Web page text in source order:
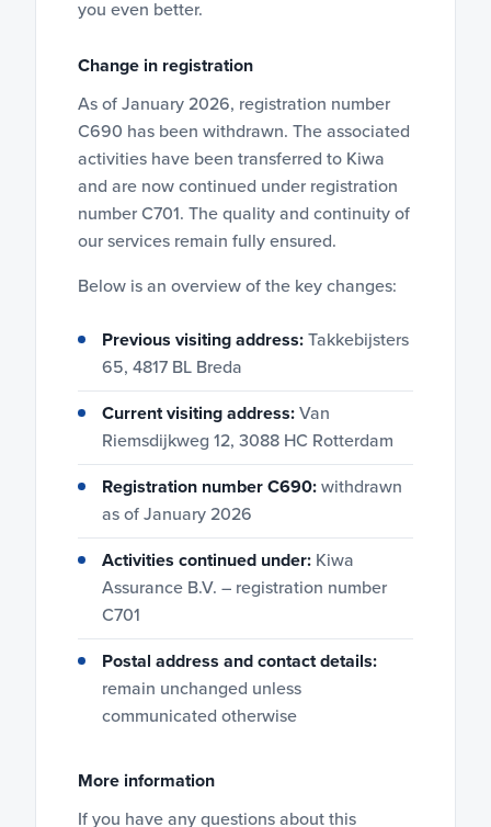
you even better.
Change in registration
As of January 2026, registration number
C690 has been withdrawn. The associated
activities have been transferred to Kiwa
and are now continued under registration
number C701. The quality and continuity of
our services remain fully ensured.
Below is an overview of the key changes:
Previous visiting address: Takkebijsters
65, 4817 BL Breda
Current visiting address: Van
Riemsdijkweg 12, 3088 HC Rotterdam
Registration number C690: withdrawn
as of January 2026
Activities continued under: Kiwa
Assurance B.V. – registration number
C701
Postal address and contact details:
remain unchanged unless
communicated otherwise
More information
If you have any questions about this